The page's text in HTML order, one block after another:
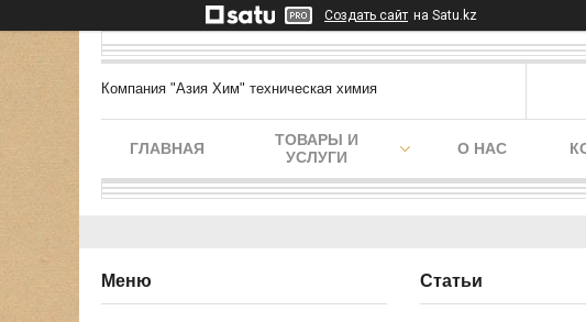
Создать сайт на Satu.kz
Компания "Азия Хим" техническая химия
ГЛАВНАЯ
ТОВАРЫ И
УСЛУГИ
О НАС
Статьи